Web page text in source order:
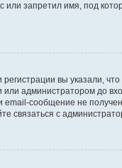
или запретил имя, под
вы указали,
администратором до
сообщение не
связаться с